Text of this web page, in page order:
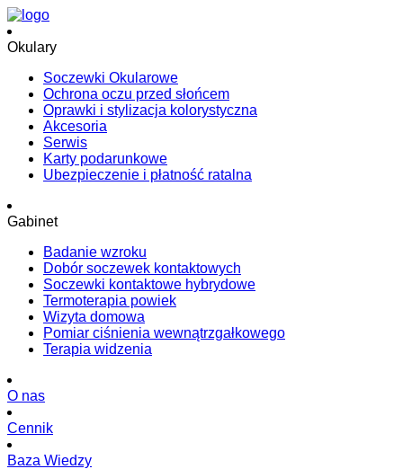
Okulary
Soczewki Okularowe
Ochrona oczu przed słońcem
Oprawki i stylizacja kolorystyczna
Akcesoria
Serwis
Karty podarunkowe
Ubezpieczenie i płatność ratalna
Gabinet
Badanie wzroku
Dobór soczewek kontaktowych
Soczewki kontaktowe hybrydowe
Termoterapia powiek
Wizyta domowa
Pomiar ciśnienia wewnątrzgałkowego
Terapia widzenia
O nas
Cennik
Baza Wiedzy